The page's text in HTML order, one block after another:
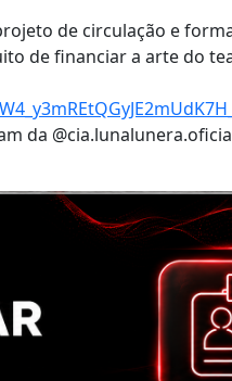
de circulação e
de financiar a arte do
da